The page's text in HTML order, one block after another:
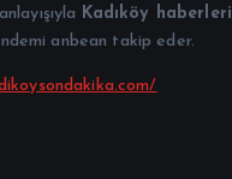
Kadıköy haberleri
anbean takip eder.